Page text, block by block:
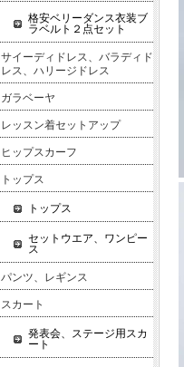
格安ベリーダンス衣装ブ
ラベルト２点セット
サイーディドレス、バラディド
レス、ハリージドレス
ガラベーヤ
レッスン着セットアップ
ヒップスカーフ
トップス
トップス
セットウエア、ワンピー
ス
パンツ、レギンス
スカート
発表会、ステージ用スカ
ート